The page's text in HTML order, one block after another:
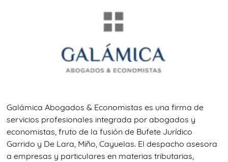
Galámica Abogados & Economistas es una firma de
servicios profesionales integrada por abogados y
economistas, fruto de la fusión de Bufete Jurídico
Garrido y De Lara, Miño, Cayuelas. El despacho asesora
a empresas y particulares en materias tributarias,